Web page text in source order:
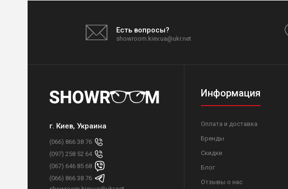
Есть вопросы?
showroom.kiev.ua@ukr.net
г. Киев, Украина
(066) 866 38 76
(097) 258 52 64
(067) 646 85 68
(066) 866 38 76
Информация
Оплата и доставка
Бренды
Скидки
Блог
Отзывы о нас